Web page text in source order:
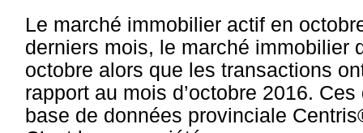
Le marché immobilier actif en
derniers mois, le marché immobilier
octobre alors que les transactions
rapport au mois d’octobre 2016.
base de données provinciale